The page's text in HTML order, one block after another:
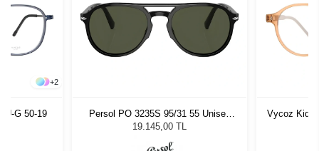
+2
G 50-19
Persol PO 3235S 95/31 55 Unisex
Güneş Gözlüğü
19.145,00 TL
Vycoz Kids